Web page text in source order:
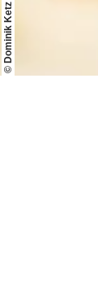
© Dominik Ketz